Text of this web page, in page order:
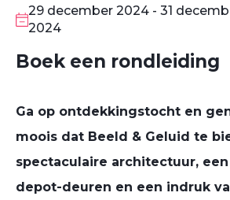
DEC
29 december 2024 - 31
2024
Boek een rondleiding
Ga op ontdekkingstocht en
moois dat Beeld & Geluid te
spectaculaire architectuur,
depot-deuren en een indruk